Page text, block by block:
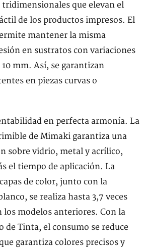
que elevan el
de los productos impresos. El
mantener la misma
en sustratos con variaciones
mm. Así, se garantizan
en piezas curvas o
en perfecta armonía. La
de Mimaki garantiza una
sobre vidrio, metal y acrílico,
el tiempo de aplicación. La
de color, junto con la
se realiza hasta 3,7 veces
los modelos anteriores. Con la
de Tinta, el consumo se reduce
garantiza colores precisos y